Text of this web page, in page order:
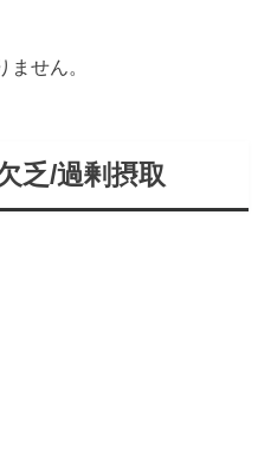
せん。
乏/過剰摂取